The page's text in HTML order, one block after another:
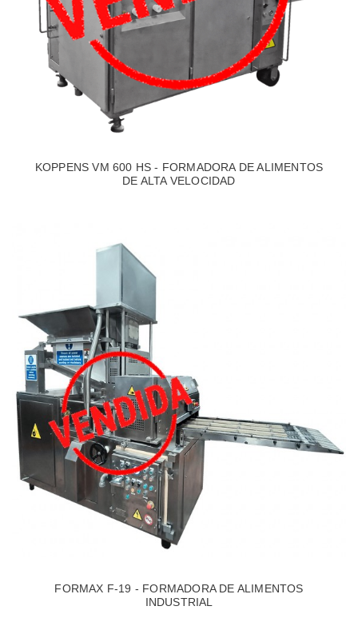
KOPPENS VM 600 HS - FORMADORA DE ALIMENTOS
DE ALTA VELOCIDAD
FORMAX F-19 - FORMADORA DE ALIMENTOS
INDUSTRIAL